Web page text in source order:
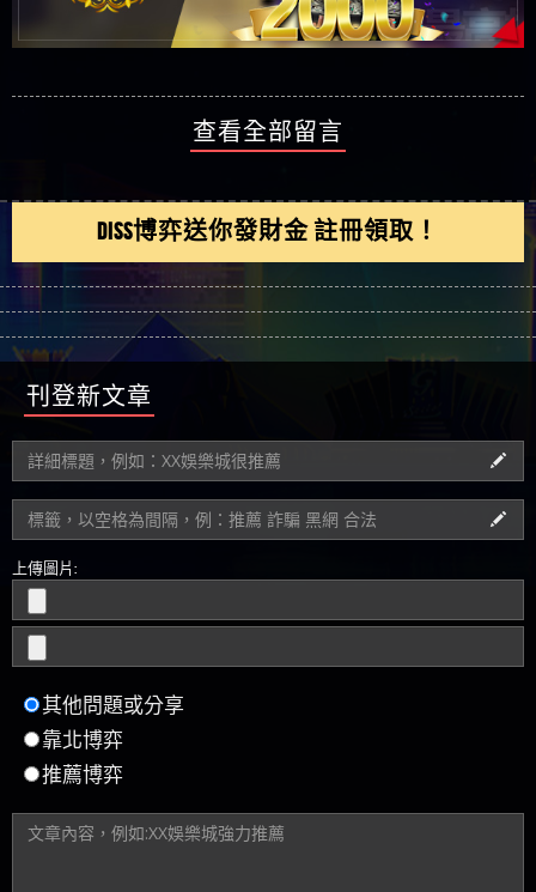
查看全部留言
DISS博弈送你發財金 註冊領取！
刊登新文章
上傳圖片:
其他問題或分享
靠北博弈
推薦博弈